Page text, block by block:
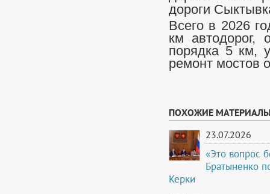
дороги
Всего в 2026
км автодорог,
порядка 5 км,
ремонт мостов
ПОХОЖИЕ
23.07.2026
«Это вопрос
Братыненко
Керки